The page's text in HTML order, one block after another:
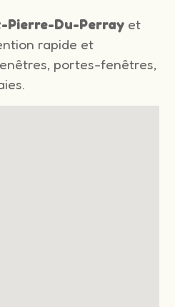
Pierre-Du-Perray et
rapide et
portes-fenêtres,